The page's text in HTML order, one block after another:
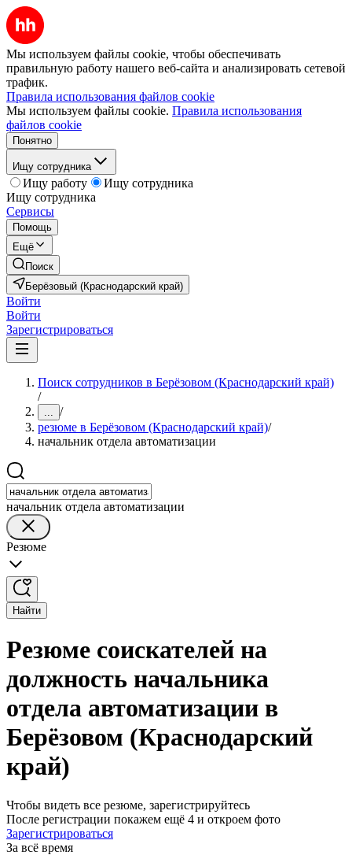
Мы используем файлы cookie, чтобы обеспечивать
правильную работу нашего веб-сайта и анализировать сетевой
трафик.
Правила использования файлов cookie
Мы используем файлы cookie. Правила использования
файлов cookie
Понятно
Ищу сотрудника
Ищу работу
Ищу сотрудника
Ищу сотрудника
Сервисы
Помощь
Ещё
Поиск
Берёзовый (Краснодарский край)
Войти
Войти
Зарегистрироваться
Поиск сотрудников в Берёзовом (Краснодарский край)
/
... /
резюме в Берёзовом (Краснодарский край)/
начальник отдела автоматизации
начальник отдела автоматизации
Резюме
Найти
Резюме соискателей на
должность начальника
отдела автоматизации в
Берёзовом (Краснодарский
край)
Чтобы видеть все резюме, зарегистрируйтесь
После регистрации покажем ещё 4 и откроем фото
Зарегистрироваться
За всё время